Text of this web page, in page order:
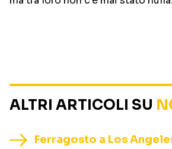
ALTRI ARTICOLI SU
Ferragosto a Los